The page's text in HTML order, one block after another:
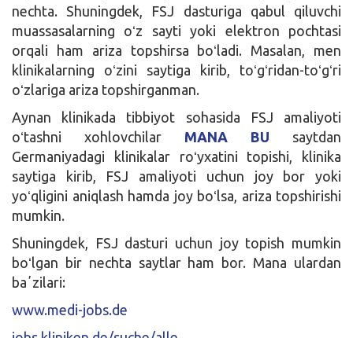
nechta. Shuningdek, FSJ dasturiga qabul qiluvchi
muassasalarning oʻz sayti yoki elektron pochtasi
orqali ham ariza topshirsa boʻladi. Masalan, men
klinikalarning oʻzini saytiga kirib, toʻgʻridan-toʻgʻri
oʻzlariga ariza topshirganman.
Aynan klinikada tibbiyot sohasida FSJ amaliyoti
oʻtashni xohlovchilar MANA BU saytdan
Germaniyadagi klinikalar roʻyxatini topishi, klinika
saytiga kirib, FSJ amaliyoti uchun joy bor yoki
yoʻqligini aniqlash hamda joy boʻlsa, ariza topshirishi
mumkin.
Shuningdek, FSJ dasturi uchun joy topish mumkin
boʻlgan bir nechta saytlar ham bor. Mana ulardan
baʼzilari:
www.medi-jobs.de